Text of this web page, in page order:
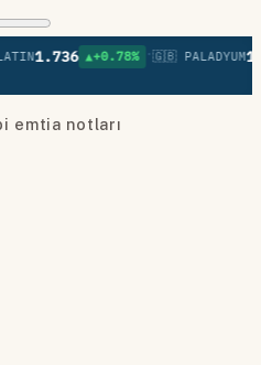
1.736 ▲+0.78% •🇬🇧 PALADYUM
emtia notları